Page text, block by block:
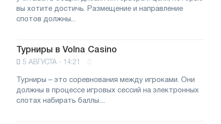
вы хотите достичь. Размещение и направление
спотов должны...
Турниры в Volna Casino
5 АВГУСТА - 14:21
Турниры – это соревнования между игроками. Они
должны в процессе игровых сессий на электронных
слотах набирать баллы....